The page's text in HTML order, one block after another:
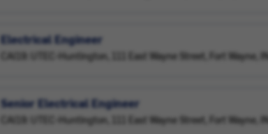
Electrical Engineer
CAI19: UTEC-Huntington, 111 East Wayne Street, Fort Wayne,
Senior Electrical Engineer
CAI19: UTEC-Huntington, 111 East Wayne Street, Fort Wayne,